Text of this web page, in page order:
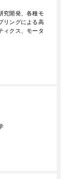
究開発、各種モ
リングによる高
ィクス、モータ